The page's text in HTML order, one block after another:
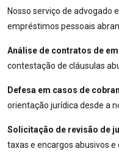
Nosso serviço de advogado
empréstimos pessoais
Análise de contratos de
contestação de cláusulas
Defesa em casos de
orientação jurídica desde a
Solicitação de revisão de
taxas e encargos abusivos